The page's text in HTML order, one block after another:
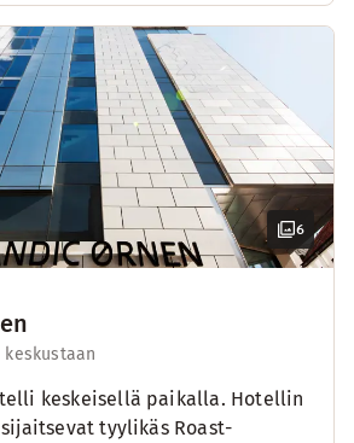
6
keskustaan
keskeisellä paikalla. Hotellin
sijaitsevat tyylikäs Roast-